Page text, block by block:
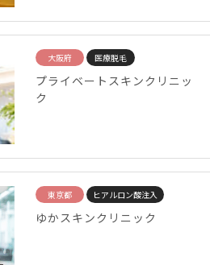
大阪府 医療脱毛
プライベートスキンクリニッ
ク
東京都 ヒアルロン酸注入
ゆかスキンクリニック